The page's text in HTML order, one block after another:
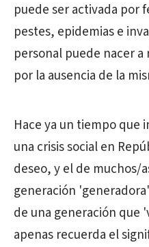
puede ser activada por
pestes, epidemias e
personal puede nacer a
por la ausencia de la
Hace ya un tiempo
una crisis social en
deseo, y el de muchos/
generación
de una generación que
apenas recuerda el